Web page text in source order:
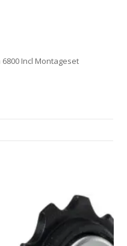
Incl Montageset